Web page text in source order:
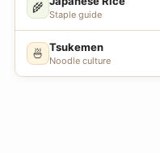
🌾
Staple guide
🍜 Tsukemen
Noodle culture